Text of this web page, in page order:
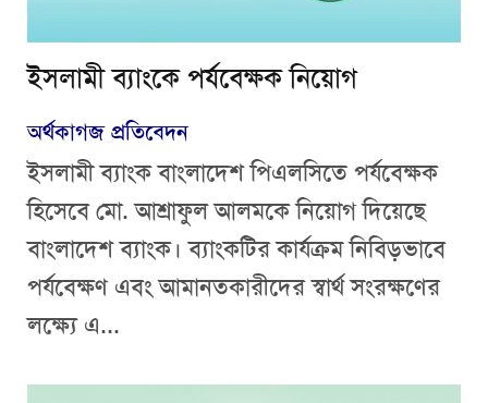
ইসলামী ব্যাংকে পর্যবেক্ষক নিয়োগ
অর্থকাগজ প্রতিবেদন
ইসলামী ব্যাংক বাংলাদেশ পিএলসিতে পর্যবেক্ষক
হিসেবে মো. আশ্রাফুল আলমকে নিয়োগ দিয়েছে
বাংলাদেশ ব্যাংক। ব্যাংকটির কার্যক্রম নিবিড়ভাবে
পর্যবেক্ষণ এবং আমানতকারীদের স্বার্থ সংরক্ষণের
লক্ষ্যে এ...